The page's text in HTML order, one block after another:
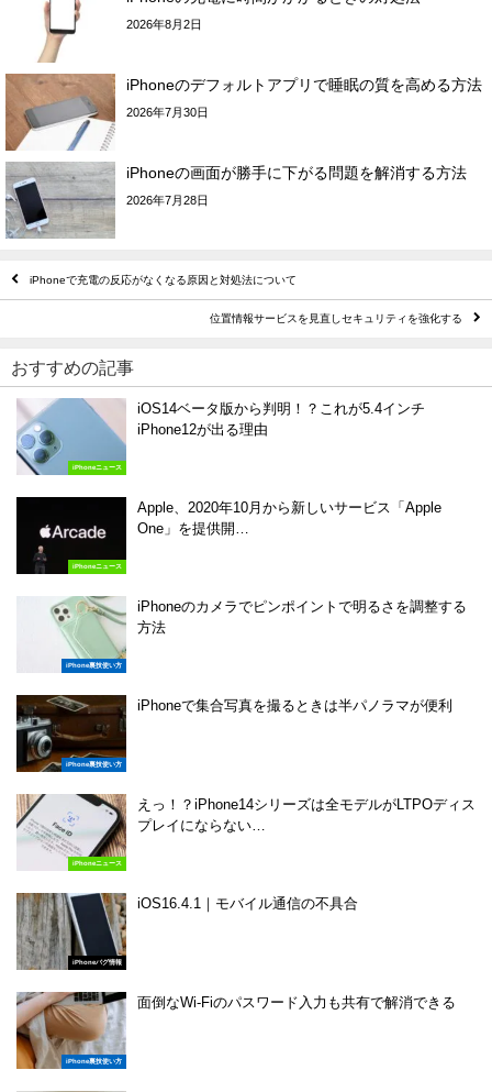
2026年8月2日
iPhoneのデフォルトアプリで睡眠の質を高める方法
2026年7月30日
iPhoneの画面が勝手に下がる問題を解消する方法
2026年7月28日
iPhoneで充電の反応がなくなる原因と対処法について
位置情報サービスを見直しセキュリティを強化する
おすすめの記事
iPhoneニュース
iOS14ベータ版から判明！？これが5.4インチ
iPhone12が出る理由
iPhoneニュース
Apple、2020年10月から新しいサービス「Apple
One」を提供開…
iPhone裏技使い方
iPhoneのカメラでピンポイントで明るさを調整する
方法
iPhone裏技使い方
iPhoneで集合写真を撮るときは半パノラマが便利
iPhoneニュース
えっ！？iPhone14シリーズは全モデルがLTPOディス
プレイにならない…
iPhoneバグ情報
iOS16.4.1｜モバイル通信の不具合
iPhone裏技使い方
面倒なWi-Fiのパスワード入力も共有で解消できる